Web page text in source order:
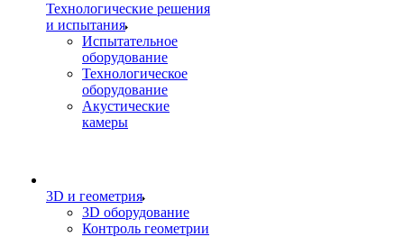
Технологические решения
и испытания
Испытательное
оборудование
Технологическое
оборудование
Акустические
камеры
3D и геометрия
3D оборудование
Контроль геометрии